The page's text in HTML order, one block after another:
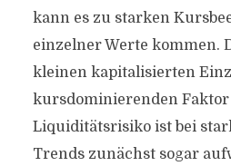
kann es zu starken
einzelner Werte kommen.
kleinen kapitalisierten
kursdominierenden Faktor
Liquiditätsrisiko ist bei
Trends zunächst sogar